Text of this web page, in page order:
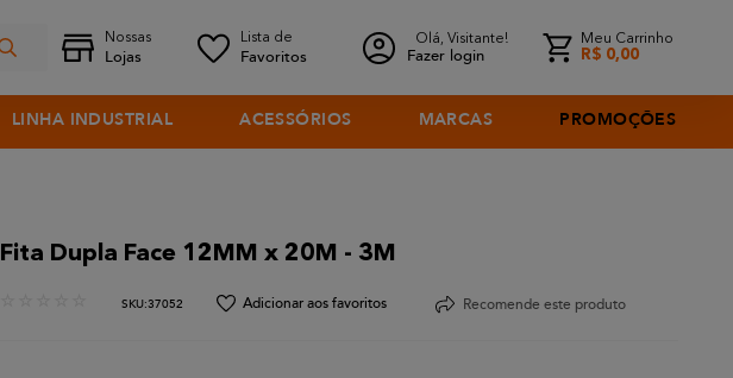
Olá, Visitante!
Fazer login
Meu Carrinho
R$ 0,00
LINHA INDUSTRIAL ACESSÓRIOS MARCAS PROMOÇÕES
Fita Dupla Face 12MM x 20M - 3M
:37052 Recomende este produto